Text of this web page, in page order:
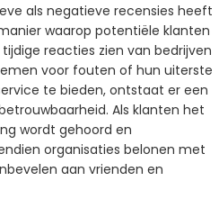
als negatieve recensies heeft
waarop potentiële klanten
reacties zien van bedrijven
voor fouten of hun uiterste
te bieden, ontstaat er een
Als klanten het
wordt gehoord en
organisaties belonen met
aan vrienden en